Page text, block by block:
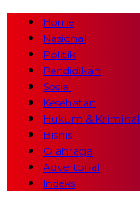
Home
Nasional
Politik
Pendidikan
Sosial
Kesehatan
Hukum & Kriminal
Bisnis
Olahraga
Advertorial
Indeks